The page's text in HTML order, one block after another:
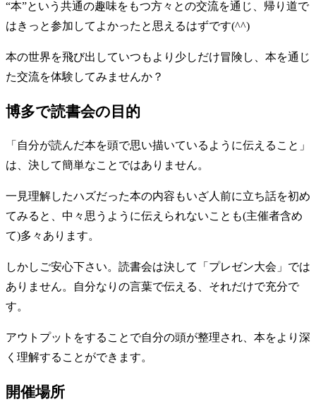
“本”という共通の趣味をもつ方々との交流を通じ、帰り道で
はきっと参加してよかったと思えるはずです(^^)
本の世界を飛び出していつもより少しだけ冒険し、本を通じ
た交流を体験してみませんか？
博多で読書会の目的
「自分が読んだ本を頭で思い描いているように伝えること」
は、決して簡単なことではありません。
一見理解したハズだった本の内容もいざ人前に立ち話を初め
てみると、中々思うように伝えられないことも(主催者含め
て)多々あります。
しかしご安心下さい。読書会は決して「プレゼン大会」では
ありません。自分なりの言葉で伝える、それだけで充分で
す。
アウトプットをすることで自分の頭が整理され、本をより深
く理解することができます。
開催場所